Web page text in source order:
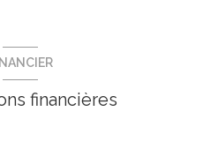
financières